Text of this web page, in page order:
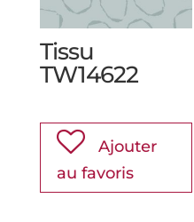
Tissu
TW14622
Ajouter
au favoris